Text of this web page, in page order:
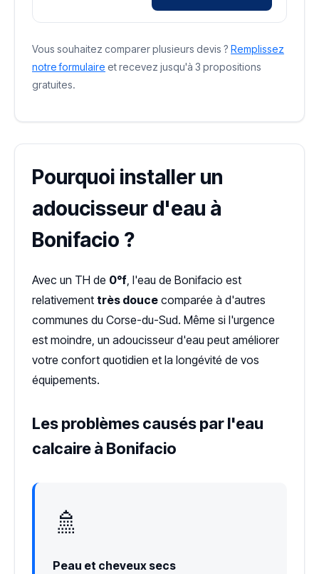
Vous souhaitez comparer plusieurs devis ? Remplissez
notre formulaire et recevez jusqu'à 3 propositions
gratuites.
Pourquoi installer un
adoucisseur d'eau à
Bonifacio ?
Avec un TH de 0°f , l'eau de Bonifacio est
relativement très douce comparée à d'autres
communes du Corse-du-Sud. Même si l'urgence
est moindre, un adoucisseur d'eau peut améliorer
votre confort quotidien et la longévité de vos
équipements.
Les problèmes causés par l'eau
calcaire à Bonifacio
🚿
Peau et cheveux secs